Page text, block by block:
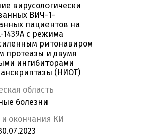
вирусологически
ВИЧ-1-
пациентов на
с режима
ритонавиром
протеазы и двумя
ингибиторами
(НИОТ)
область
болезни
окончания КИ